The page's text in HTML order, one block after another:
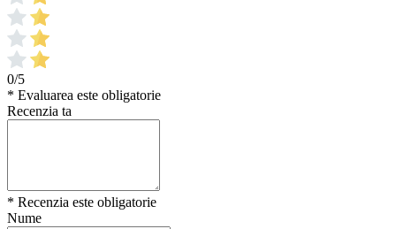
0/5
* Evaluarea este obligatorie
Recenzia ta
* Recenzia este obligatorie
Nume